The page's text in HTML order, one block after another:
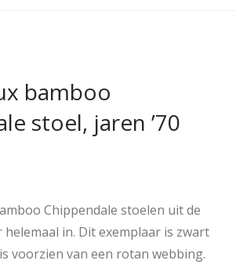
bamboo
stoel, jaren ’70
Chippendale stoelen uit de
helemaal in. Dit exemplaar is zwart
voorzien van een rotan webbing.